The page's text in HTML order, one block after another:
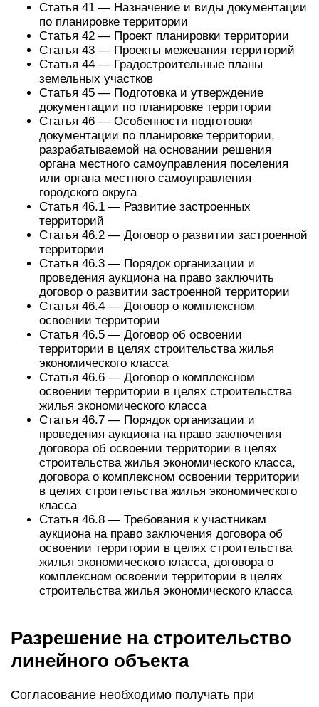
Статья 41 — Назначение и виды документации
по планировке территории
Статья 42 — Проект планировки территории
Статья 43 — Проекты межевания территорий
Статья 44 — Градостроительные планы
земельных участков
Статья 45 — Подготовка и утверждение
документации по планировке территории
Статья 46 — Особенности подготовки
документации по планировке территории,
разрабатываемой на основании решения
органа местного самоуправления поселения
или органа местного самоуправления
городского округа
Статья 46.1 — Развитие застроенных
территорий
Статья 46.2 — Договор о развитии застроенной
территории
Статья 46.3 — Порядок организации и
проведения аукциона на право заключить
договор о развитии застроенной территории
Статья 46.4 — Договор о комплексном
освоении территории
Статья 46.5 — Договор об освоении
территории в целях строительства жилья
экономического класса
Статья 46.6 — Договор о комплексном
освоении территории в целях строительства
жилья экономического класса
Статья 46.7 — Порядок организации и
проведения аукциона на право заключения
договора об освоении территории в целях
строительства жилья экономического класса,
договора о комплексном освоении территории
в целях строительства жилья экономического
класса
Статья 46.8 — Требования к участникам
аукциона на право заключения договора об
освоении территории в целях строительства
жилья экономического класса, договора о
комплексном освоении территории в целях
строительства жилья экономического класса
Разрешение на строительство
линейного объекта
Согласование необходимо получать при